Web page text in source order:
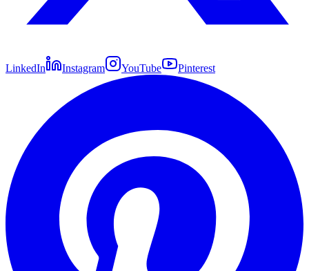
LinkedIn Instagram YouTube Pinterest